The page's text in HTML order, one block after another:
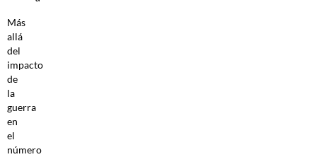
Más
allá
del
impacto
de
la
guerra
en
el
número